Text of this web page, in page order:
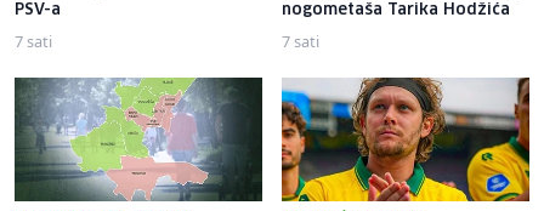
PSV-a
7 sati
nogometaša Tarika Hodžića
7 sati